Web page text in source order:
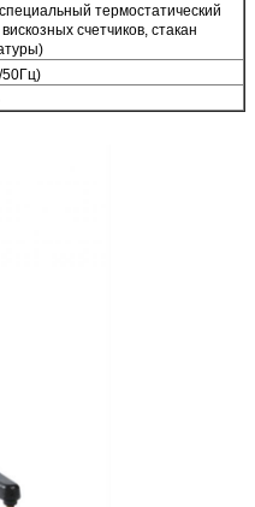
термостатический
счетчиков, стакан